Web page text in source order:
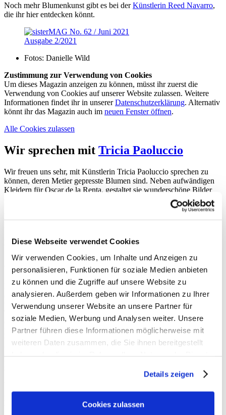
Diese Webseite verwendet Cookies
Wir verwenden Cookies, um Inhalte und Anzeigen zu
personalisieren, Funktionen für soziale Medien anbieten
zu können und die Zugriffe auf unsere Website zu
analysieren. Außerdem geben wir Informationen zu Ihrer
Verwendung unserer Website an unsere Partner für
soziale Medien, Werbung und Analysen weiter. Unsere
Partner führen diese Informationen möglicherweise mit
weiteren Daten zusammen, die Sie ihnen bereitgestellt
Details zeigen
Cookies zulassen
Noch mehr Blumenkunst gibt es bei derKünstlerin Reed Navarro,
die ihr hier entdecken könnt.
Ausgabe 2/2021
Fotos: Danielle Wild
Zustimmung zur Verwendung von Cookies
Um dieses Magazin anzeigen zu können, müsst ihr zuerst die
Verwendung von Cookies auf unserer Website zulassen. Weitere
Informationen findet ihr in unsererDatenschutzerklärung. Alternativ
könnt ihr das Magazin auch im neuen Fenster öffnen.
Alle Cookies zulassen
Wir sprechen mit Tricia Paoluccio
Wir freuen uns sehr, mit Künstlerin Tricia Paoluccio sprechen zu
können, deren Metier gepresste Blumen sind. Neben aufwändigen
Kleidern für Oscar de la Renta, gestaltet sie wunderschöne Bilder
oder bedeckt Klavierflügel mit ihren gepressten Schönheiten.
Mein Name ist Tricia Paoluccio und ich bin professionelle
Wie bist Du zur Kunstform des Blumenpressens gekommen?
Ich bin auf einer Mandelfarm in Modesto, Kalifornien
aufgewachsen. Rund um meinen Heimatort wuchsen schon immer
wunderschöne Blumen. Meine Muter kaufte mir während meiner
Teenager-Zeit ein kleines Buch über die Herstellung von
Grußkarten mit gepressten Blumen. Ich war so inspiriert, dass mein
Bruder mir eine Blumenpresse baute – die ich bis heute habe! Ich
begann, Blumen von unserer Farm zu pressen. In den 1990er Jahren
Straße oder kaufst du auch Blumen? Kannst du dein
Handwerk in New York überhaupt ausüben?